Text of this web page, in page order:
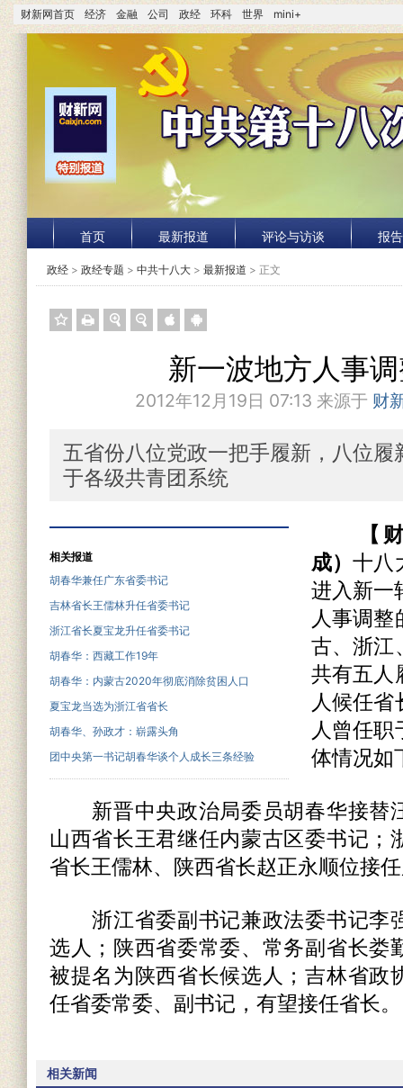
财新网首页 经济 金融 公司 政经 环科 世界 mini+
首页 最新报道 评论与访谈 报
政经 > 政经专题 > 中共十八大 > 最新报道 > 正文
新一波地方人事
2012年12月19日 07:13 来源于 财
五省份八位党政一把手履新，八位履
于各级共青团系统
相关报道
胡春华兼任广东省委书记
吉林省长王儒林升任省委书记
浙江省长夏宝龙升任省委书记
胡春华：西藏工作19年
胡春华：内蒙古2020年彻底消除贫困人口
夏宝龙当选为浙江省省长
胡春华、孙政才：崭露头角
团中央第一书记胡春华谈个人成长三条经验
【
成）十八
进入新一
人事调
古、浙江
共有五人
人候任
人曾任
体情况如
新晋中央政治局委员胡春华接替
山西省长王君继任内蒙古区委书记；
省长王儒林、陕西省长赵正永顺位接
浙江省委副书记兼政法委书记李
选人；陕西省委常委、常务副省长娄
被提名为陕西省长候选人；吉林省政
任省委常委、副书记，有望接任省长。
相关新闻